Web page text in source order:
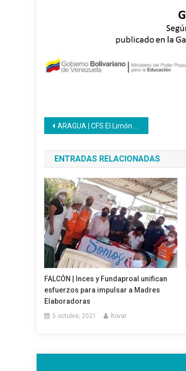
Navegación
de
entradas
ARAGUA | CFS El Limón se mantiene en Jornada de mantenimiento
ENTRADAS RELACIONADAS
FALCÓN | Inces y Fundaproal unifican
esfuerzos para impulsar a Madres
Elaboradoras
5 octubre, 2021 ltovar